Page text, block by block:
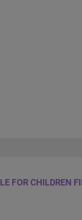
FOR CHILDREN